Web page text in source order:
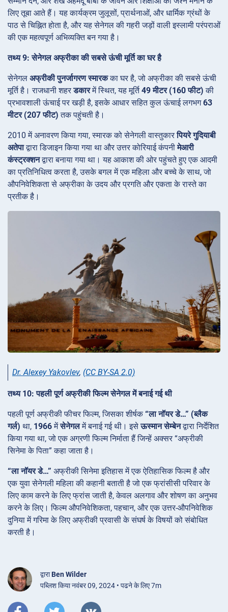
लिए तूबा आते हैं। यह कार्यक्रम जुलूसों, प्रार्थनाओं, और धार्मिक ग्रंथों के
पाठ से चिह्नित होता है, और यह सेनेगल की गहरी जड़ों वाली इस्लामी परंपराओं
की एक महत्वपूर्ण अभिव्यक्ति बन गया है।
तथ्य 9: सेनेगल अफ्रीका की सबसे ऊंची मूर्ति का घर है
सेनेगल अफ्रीकी पुनर्जागरण स्मारकका घर है, जो अफ्रीका की सबसे ऊंची
मूर्ति है। राजधानी शहरडकारमें स्थित, यह मूर्ति49 मीटर (160 फीट) की
प्रभावशाली ऊंचाई पर खड़ी है, इसके आधार सहित कुल ऊंचाई लगभग63
मीटर (207 फीट) तक पहुंचती है।
2010 में अनावरण किया गया, स्मारक को सेनेगली वास्तुकारपियरे गुदियाबी
अतेपाद्वारा डिजाइन किया गया था और उत्तर कोरियाई कंपनीमेआरी
कंस्ट्रक्शनद्वारा बनाया गया था। यह आकाश की ओर पहुंचते हुए एक आदमी
का प्रतिनिधित्व करता है, उसके बगल में एक महिला और बच्चे के साथ, जो
औपनिवेशिकता से अफ्रीका के उदय और प्रगति और एकता के रास्ते का
प्रतीक है।
Dr. Alexey Yakovlev, (CC BY-SA 2.0)
तथ्य 10: पहली पूर्ण अफ्रीकी फिल्म सेनेगल में बनाई गई थी
पहली पूर्ण अफ्रीकी फीचर फिल्म, जिसका शीर्षक“ला नॉयर डे…” (ब्लैक
गर्ल) था, 1966मेंसेनेगलमें बनाई गई थी। इसेऊस्मान सेम्बेनद्वारा निर्देशित
किया गया था, जो एक अग्रणी फिल्म निर्माता हैं जिन्हें अक्सर “अफ्रीकी
सिनेमा के पिता” कहा जाता है।
“ला नॉयर डे…” अफ्रीकी सिनेमा इतिहास में एक ऐतिहासिक फिल्म है और
एक युवा सेनेगली महिला की कहानी बताती है जो एक फ्रांसीसी परिवार के
लिए काम करने के लिए फ्रांस जाती है, केवल अलगाव और शोषण का अनुभव
करने के लिए। फिल्म औपनिवेशिकता, पहचान, और एक उत्तर-औपनिवेशिक
दुनिया में गरिमा के लिए अफ्रीकी प्रवासी के संघर्ष के विषयों को संबोधित
करती है।
द्वाराBen Wilder
पब्लिश किया नवंबर 09, 2024 • पढने के लिए 7m